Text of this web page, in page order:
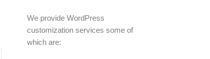
We provide WordPress
customization services some of
which are: